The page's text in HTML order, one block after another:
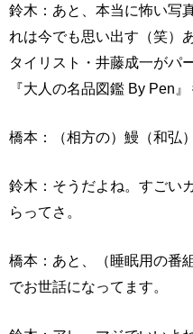
鈴木：あと、本当に怖い
れは今でも思い出す（笑）
タイリスト・井藤成一がパ
『大人の名品図鑑 By Pen
橋本：（相方の）鰻（和弘
鈴木：そうだよね。すごい
らってさ。
橋本：あと、（睡眠用の番
でお世話になってます。